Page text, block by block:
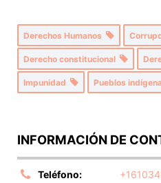
Derechos Humanos
Derecho constitucional
Impunidad Pueblos
INFORMACIÓN DE
Teléfono: